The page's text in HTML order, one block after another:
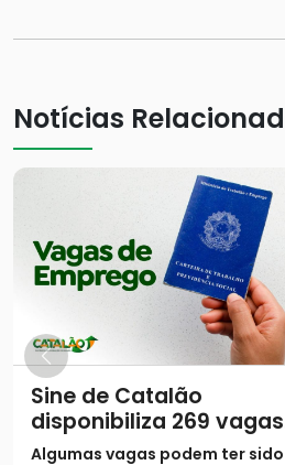
Notícias
Sine de Catalão
disponibiliza 269 vagas
de empregos
Algumas vagas podem ter sido